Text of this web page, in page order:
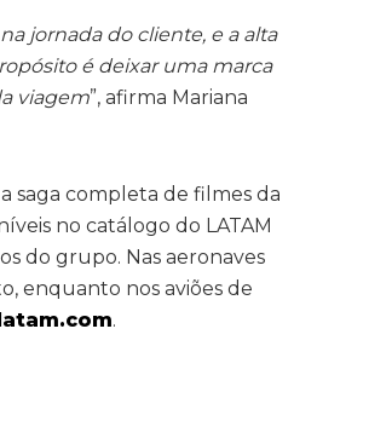
jornada do cliente, e a alta
é deixar uma marca
viagem”, afirma Mariana
saga completa de filmes da
no catálogo do LATAM
do grupo. Nas aeronaves
enquanto nos aviões de
.